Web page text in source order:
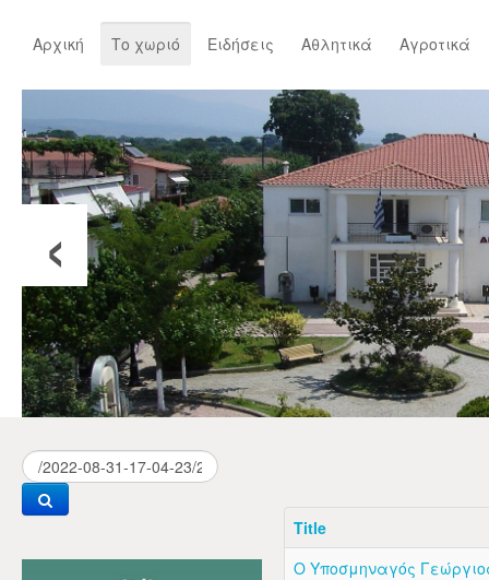
Αρχική Το χωριό Ειδήσεις Αθλητικά Αγροτικά
‹
Title
Ο Υποσμηναγός